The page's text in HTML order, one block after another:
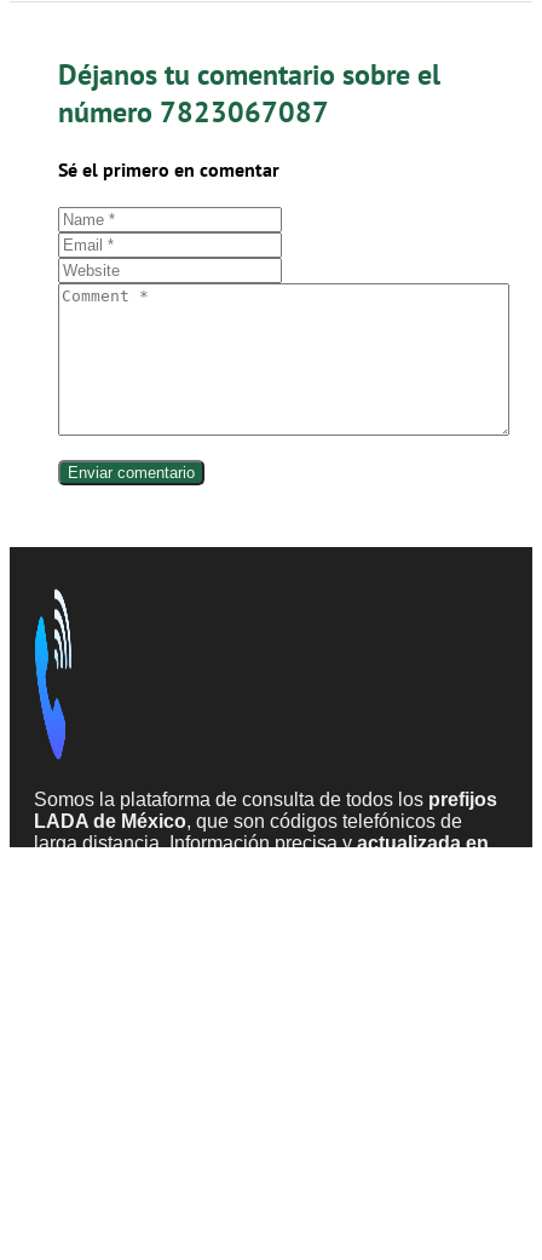
Déjanos tu comentario sobre el
número 7823067087
Sé el primero en comentar
Somos la plataforma de consulta de todos los prefijos
LADA de México, que son códigos telefónicos de
larga distancia. Información precisa yactualizada en